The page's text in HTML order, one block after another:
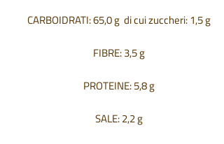
CARBOIDRATI: 65,0 g di cui zuccheri: 1,5 g
FIBRE: 3,5 g
PROTEINE: 5,8 g
SALE: 2,2 g